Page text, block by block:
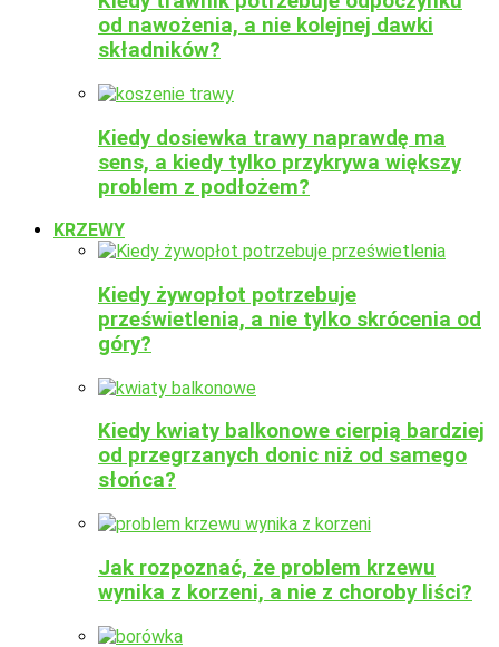
od nawożenia, a nie kolejnej dawki
składników?
Kiedy dosiewka trawy naprawdę ma
sens, a kiedy tylko przykrywa większy
problem z podłożem?
KRZEWY
Kiedy żywopłot potrzebuje
prześwietlenia, a nie tylko skrócenia od
góry?
Kiedy kwiaty balkonowe cierpią bardziej
od przegrzanych donic niż od samego
słońca?
Jak rozpoznać, że problem krzewu
wynika z korzeni, a nie z choroby liści?